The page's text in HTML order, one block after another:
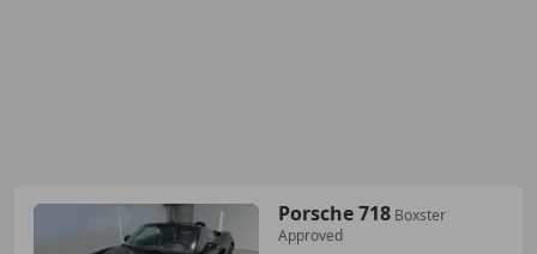
Porsche 718 Boxster
Approved